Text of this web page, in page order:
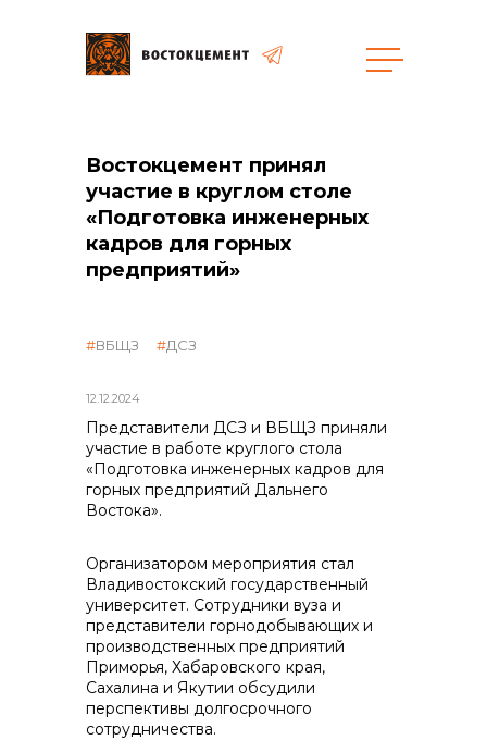
Объекты
общая информация
реализация неликвидов
контакты отдела закупок
Контакты
+7 (423) 234 50 50
Востокцемент принял
участие в круглом столе
«Подготовка инженерных
кадров для горных
предприятий»
12.12.2024
ВБЩЗ ДСЗ
Представители ДСЗ и ВБЩЗ приняли
участие в работе круглого стола
«Подготовка инженерных кадров для
горных предприятий Дальнего
Востока».
Организатором мероприятия стал
Владивостокский государственный
университет. Сотрудники вуза и
представители горнодобывающих и
производственных предприятий
Приморья, Хабаровского края,
Сахалина и Якутии обсудили
перспективы долгосрочного
сотрудничества.